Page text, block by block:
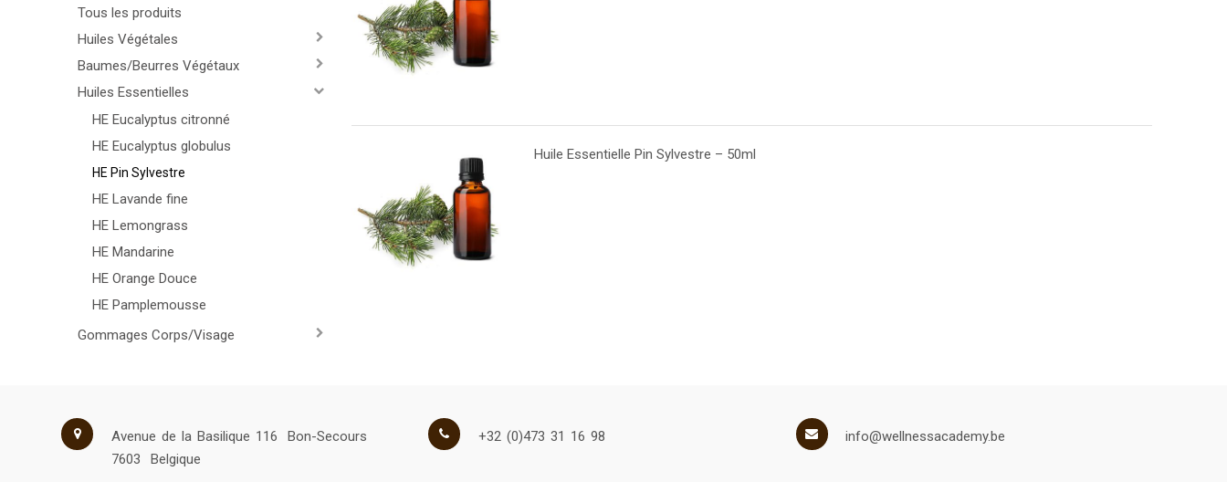
Tous les produits
Huiles Végétales
Baumes/Beurres Végétaux
Huiles Essentielles
HE Eucalyptus citronné
HE Eucalyptus globulus
HE Pin Sylvestre
HE Lavande fine
HE Lemongrass
HE Mandarine
HE Orange Douce
HE Pamplemousse
Gommages Corps/Visage
Huile Essentielle Pin Sylvestre – 50ml
Avenue de la Basilique 116
Bon-Secours
7603
Belgique
+32 (0)473 31 16 98 info@wellnessacademy.be